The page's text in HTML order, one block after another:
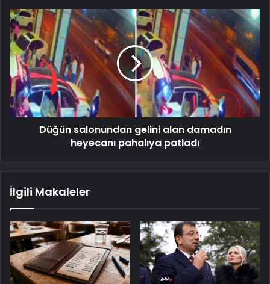
Düğün salonundan gelini alan damadın
heyecanı pahalıya patladı
İlgili Makaleler